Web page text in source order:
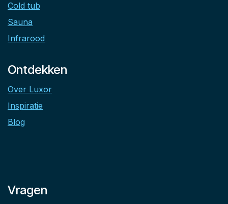
Cold tub
Sauna
Infrarood
Ontdekken
Over Luxor
Inspiratie
Blog
Vragen